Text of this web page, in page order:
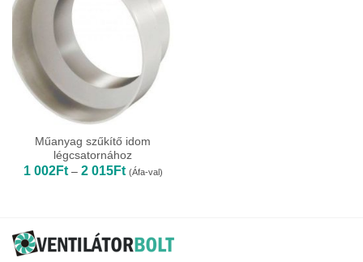
Műanyag szűkítő idom
légcsatornához
1 002Ft – 2 015FtÁrtartomány:
1
(Áfa-val)